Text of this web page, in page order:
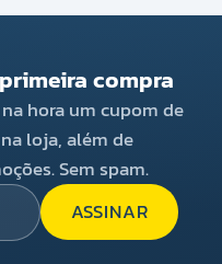
compra
hora um cupom de
loja, além de
Sem spam.
ASSINAR